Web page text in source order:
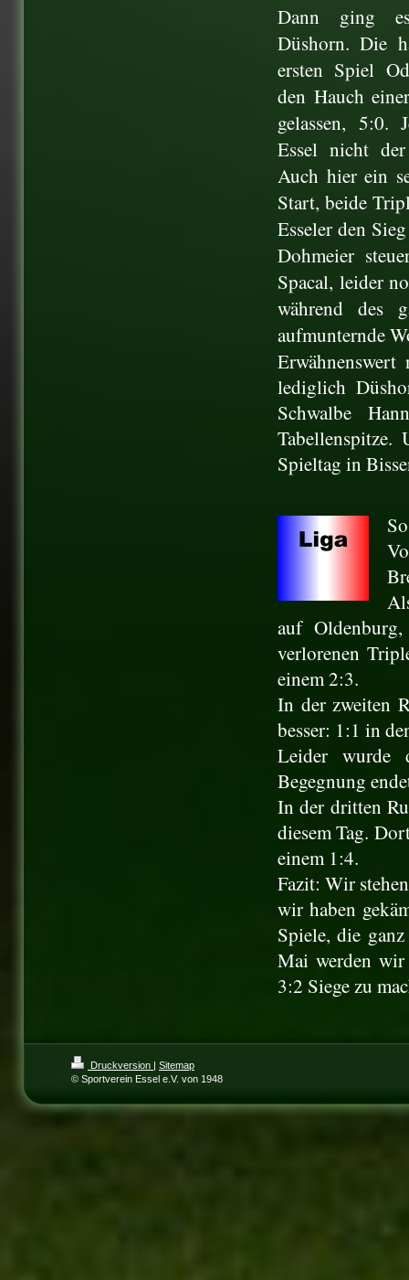
Dann ging
Düshorn. Die
ersten Spiel
den Hauch
gelassen, 5:0.
Essel nicht
Auch hier ein
Start, beide
Esseler den
Dohmeier
Spacal, leider
während des
aufmunternde
lediglich
Schwalbe
Tabellenspitze.
Spieltag in
auf
verlorenen
einem 2:3.
In der zweiten
besser: 1:1 in
Leider wurde
Begegnung
In der dritten
diesem Tag.
einem 1:4.
Fazit: Wir
wir haben
Spiele, die
Mai werden wir
3:2 Siege zu
Druckversion | Sitemap
© Sportverein Essel e.V. von 1948